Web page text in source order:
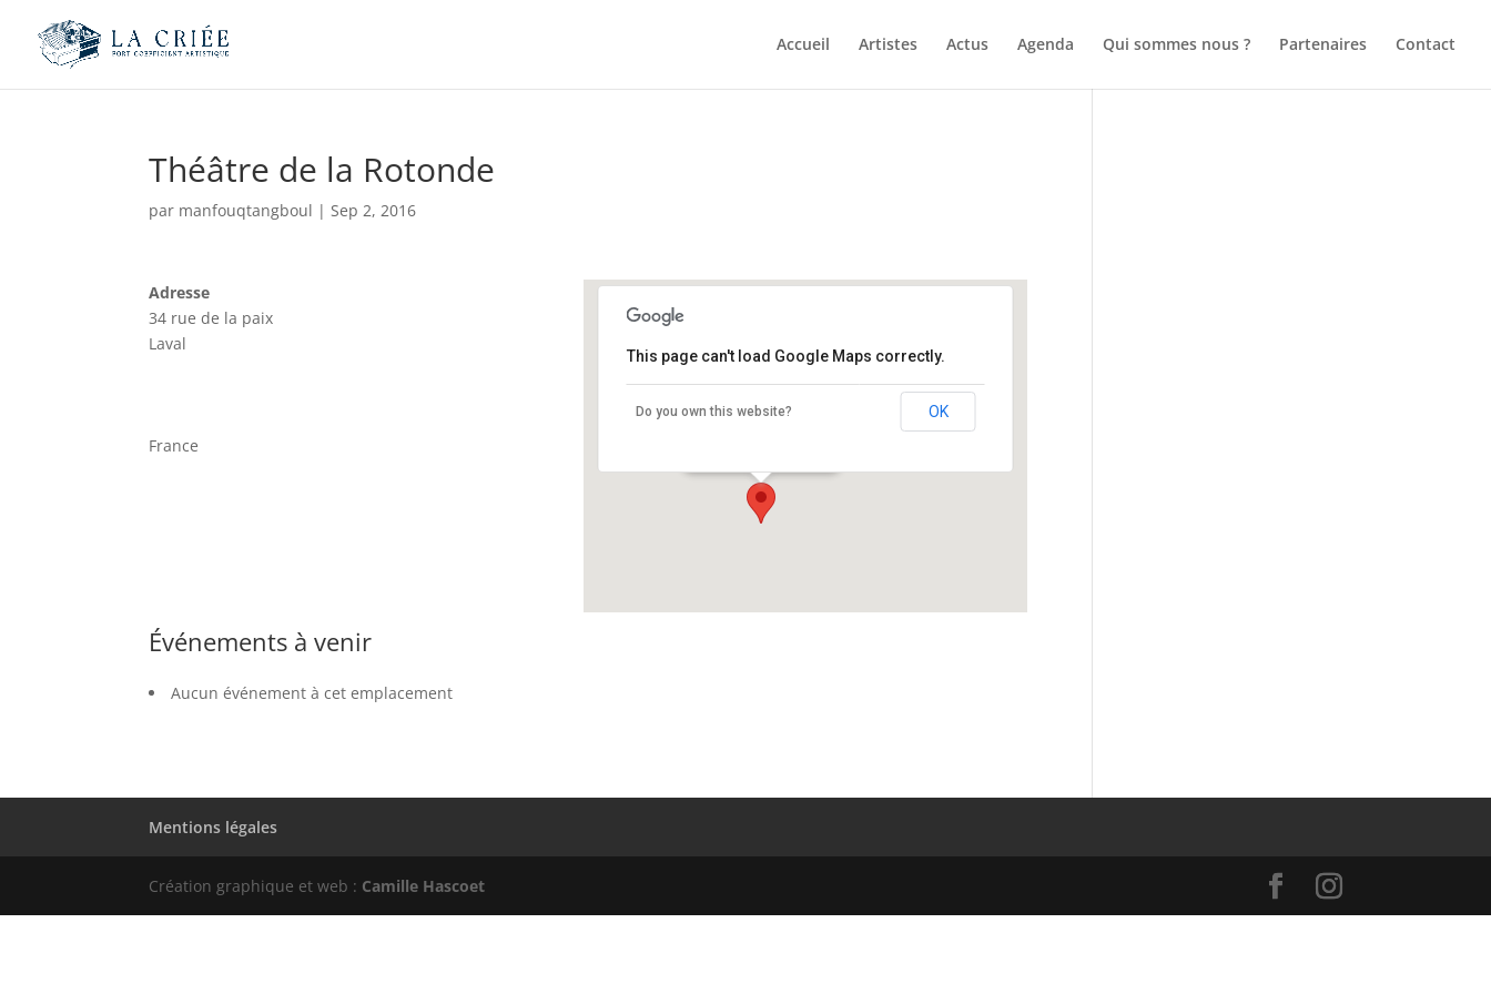
Accueil Artistes Actus Agenda Qui sommes nous ? Partenaires Contact
Théâtre de la Rotonde
par manfouqtangboul |Sep 2, 2016
Théâtre de la Rotonde
This page can't load Google Maps correctly.
Do you own this website? OK
Adresse
34 rue de la paix
Laval
France
Événements à venir
Aucun événement à cet emplacement
Mentions légales
Création graphique et web : Camille Hascoet